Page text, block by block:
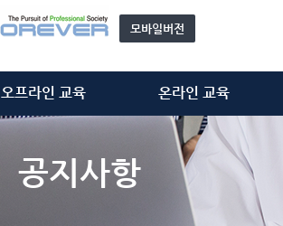
모바일버전
오프라인 교육
정보시스템감리사
ISMS-P 심사원
온라인 교육
정보처리기술사
정보시스템감리사
ISMS-P 심사원
개인정보관리사(CPPG)
공지사항